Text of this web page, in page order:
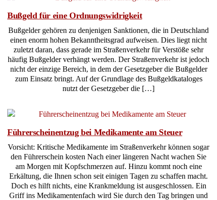
Bußgeld für eine Ordnungswidrigkeit
Bußgelder gehören zu denjenigen Sanktionen, die in Deutschland
einen enorm hohen Bekanntheitsgrad aufweisen. Dies liegt nicht
zuletzt daran, dass gerade im Straßenverkehr für Verstöße sehr
häufig Bußgelder verhängt werden. Der Straßenverkehr ist jedoch
nicht der einzige Bereich, in dem der Gesetzgeber die Bußgelder
zum Einsatz bringt. Auf der Grundlage des Bußgeldkataloges
nutzt der Gesetzgeber die […]
Führerscheinentzug bei Medikamente am Steuer
Vorsicht: Kritische Medikamente im Straßenverkehr können sogar
den Führerschein kosten Nach einer längeren Nacht wachen Sie
am Morgen mit Kopfschmerzen auf. Hinzu kommt noch eine
Erkältung, die Ihnen schon seit einigen Tagen zu schaffen macht.
Doch es hilft nichts, eine Krankmeldung ist ausgeschlossen. Ein
Griff ins Medikamentenfach wird Sie durch den Tag bringen und